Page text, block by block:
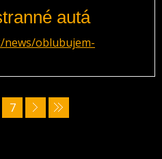
autá
news/oblubujem-
7